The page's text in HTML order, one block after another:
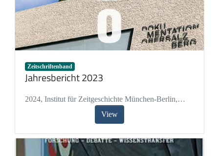
Zeitschriftenband
Jahresbericht 2023
2024, Institut für Zeitgeschichte München-Berlin,
Paulmichl, Simone
Albrecht, Petra,Drecoll, Lena
Sophia,Reizle, Angelika
View